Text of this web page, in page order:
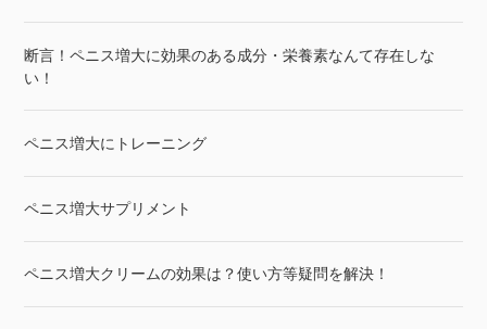
断言！ペニス増大に効果のある成分・栄養素なんて存在しな
い！
ペニス増大にトレーニング
ペニス増大サプリメント
ペニス増大クリームの効果は？使い方等疑問を解決！